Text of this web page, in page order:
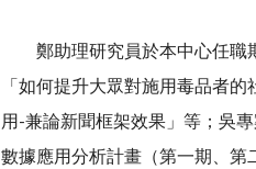
鄭助理研究員於本中心任職期
「如何提升大眾對施用毒品者
用 -兼論新聞框架效果」等；吳
數據應用分析計畫（第一期、第